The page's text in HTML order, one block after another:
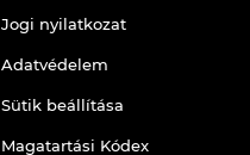
Jogi nyilatkozat
Adatvédelem
Sütik beállítása
Magatartási Kódex